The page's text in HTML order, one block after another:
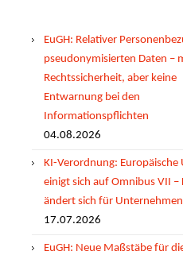
EuGH: Relativer
pseudonymisierten Daten –
Rechtssicherheit, aber keine
Entwarnung bei den
Informationspflichten
04.08.2026
KI-Verordnung: Europäische
einigt sich auf Omnibus VII –
ändert sich für Unternehmen
17.07.2026
EuGH: Neue Maßstäbe für